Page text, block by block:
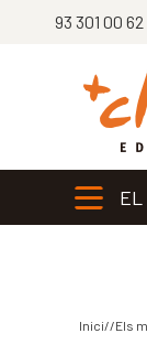
93 301 00
EL
Inici//Els